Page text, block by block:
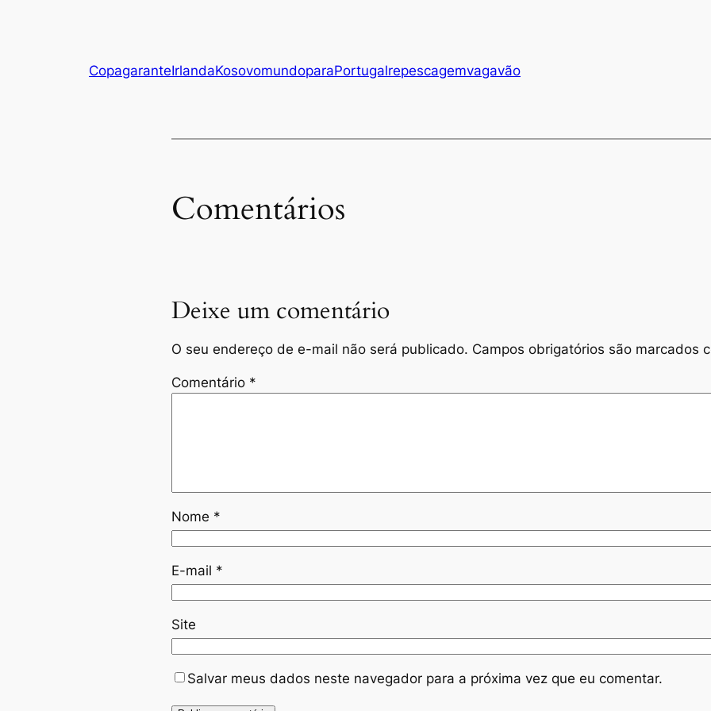
CopagaranteIrlandaKosovomundoparaPortugalrepescagemvagavão
Comentários
Deixe um comentário
O seu endereço de e-mail não será publicado. Campos obrigatórios são marcados
Comentário *
Nome *
E-mail *
Site
Salvar meus dados neste navegador para a próxima vez que eu comentar.